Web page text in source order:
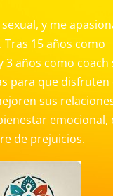
y me
15 años como
años como coach
para que disfruten
sus
emocional,
de prejuicios.